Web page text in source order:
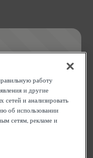
refreshing the
работу
и другие
сетей и анализировать
об использовании
сетям, рекламе и